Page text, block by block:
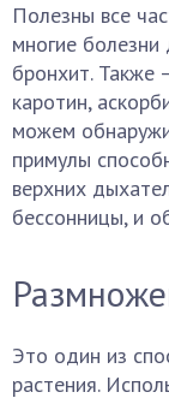
Полезны все
многие
бронхит. Также
каротин,
можем
примулы
верхних
бессонницы, и
Это один из
растения.